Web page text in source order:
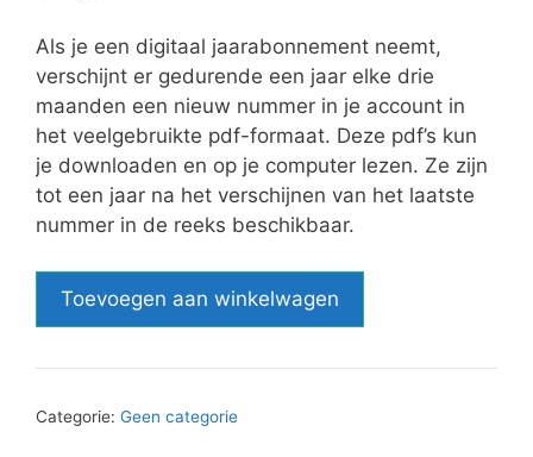
Als je een digitaal jaarabonnement neemt,
verschijnt er gedurende een jaar elke drie
maanden een nieuw nummer in je account in
het veelgebruikte pdf-formaat. Deze pdf’s kun
je downloaden en op je computer lezen. Ze zijn
tot een jaar na het verschijnen van het laatste
nummer in de reeks beschikbaar.
jaarabonnement
25
Toevoegen aan winkelwagen
Categorie: Geen categorie